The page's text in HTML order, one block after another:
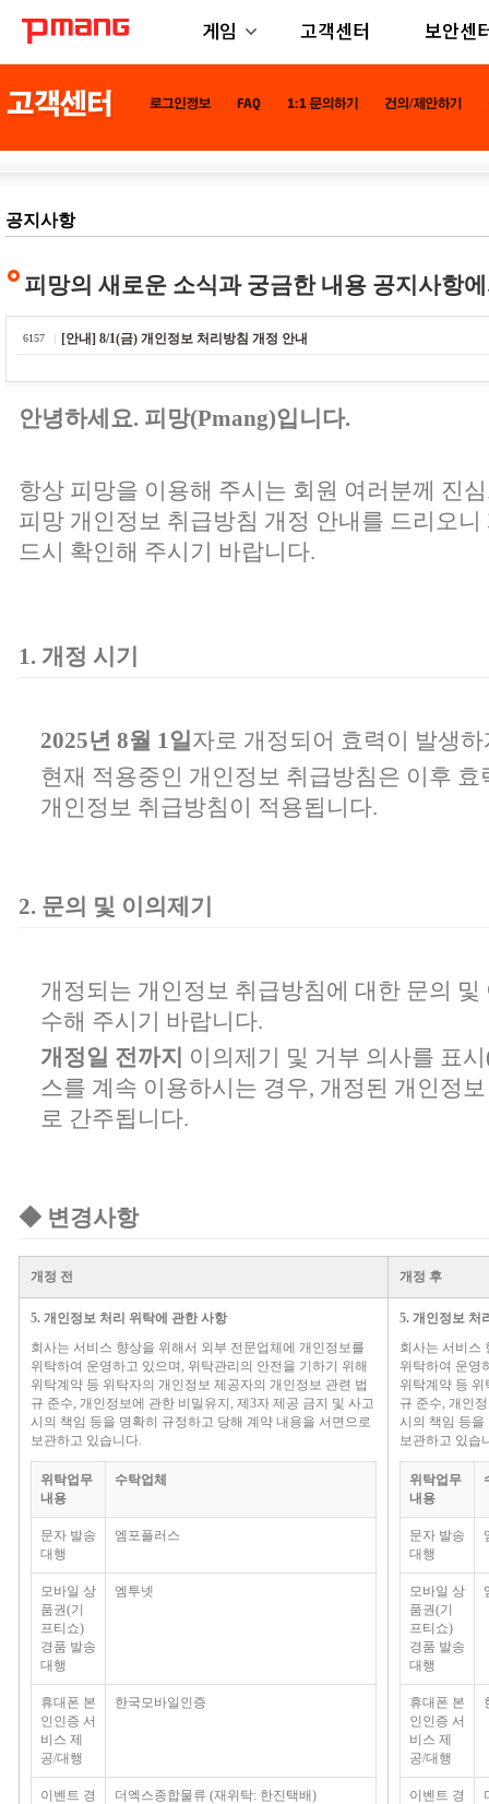
게임 고객센터 보안센
공지사항
피망의 새로운 소식과 궁금한 내용 공지사항
6157 [안내] 8/1(금) 개인정보 처리방침 개정 안내
안녕하세요. 피망(Pmang)입니다.
항상 피망을 이용해 주시는 회원 여러분께 진
피망 개인정보 취급방침 개정 안내를 드리오
드시 확인해 주시기 바랍니다.
1. 개정 시기
2025년 8월 1일자로 개정되어 효력이 발생
현재 적용중인 개인정보 취급방침은 이후
개인정보 취급방침이 적용됩니다.
2. 문의 및 이의제기
개정되는 개인정보 취급방침에 대한 문의
수해 주시기 바랍니다.
개정일 전까지 이의제기 및 거부 의사를 표
스를 계속 이용하시는 경우, 개정된 개인정
로 간주됩니다.
◆ 변경사항
개정 전 개정 후
5. 개인정보 처리 위탁에 관한 사항
회사는 서비스 향상을 위해서 외부 전문업체에 개인정보를
위탁하여 운영하고 있으며, 위탁관리의 안전을 기하기 위해
위탁계약 등 위탁자의 개인정보 제공자의 개인정보 관련 법
규 준수, 개인정보에 관한 비밀유지, 제3자 제공 금지 및 사고
시의 책임 등을 명확히 규정하고 당해 계약 내용을 서면으로
보관하고 있습니다.
위탁업무
내용
수탁업체
문자 발송
대행
엠포플러스
모바일 상
품권(기
프티쇼)
경품 발송
대행
엠투넷
휴대폰 본
인인증 서
비스 제
공/대행
한국모바일인증
이벤트 경
더엑스종합물류 (재위탁: 한진택배)
5. 개인정보 처
회사는 서비스
위탁하여 운영
위탁계약 등
규 준수, 개인
시의 책임 등
보관하고 있습
위탁업무
내용
문자 발송
대행
모바일 상
품권(기
프티쇼)
경품 발송
대행
휴대폰 본
인인증 서
비스 제
공/대행
이벤트 경